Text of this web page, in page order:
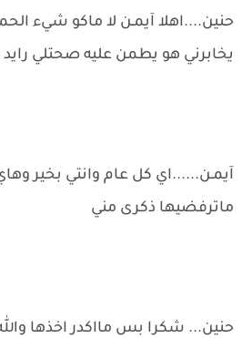
حنين....اهلا آيمـن لا ماكو شيء
يخابرني هو يطمن عليه صحتلي
آيمـن......اي كل عام وانتي بخير
ماترفضيها ذكرى مني
حنين... شكرا بس مااكدر اخذها